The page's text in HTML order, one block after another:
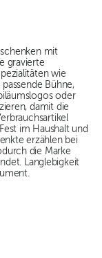
mit
gravierte
wie
Bühne,
oder
damit die
im Haushalt und
erzählen bei
die Marke
Langlebigkeit